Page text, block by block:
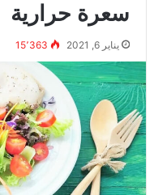
سعرة حرارية
يناير 6, 2021 15٬363